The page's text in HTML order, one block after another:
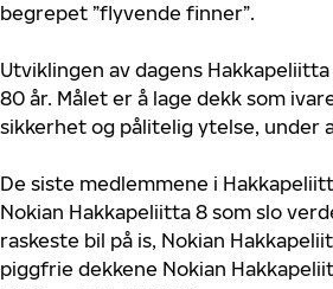
begrepet ”flyvende finner”.
Utviklingen av dagens
80 år. Målet er å lage dekk som
sikkerhet og pålitelig ytelse, under
De siste medlemmene i
Nokian Hakkapeliitta 8 som slo
raskeste bil på is, Nokian
piggfrie dekkene Nokian